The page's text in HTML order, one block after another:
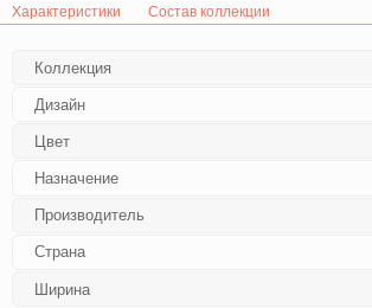
Характеристики Состав коллекции
Коллекция
Дизайн
Цвет
Назначение
Производитель
Страна
Ширина